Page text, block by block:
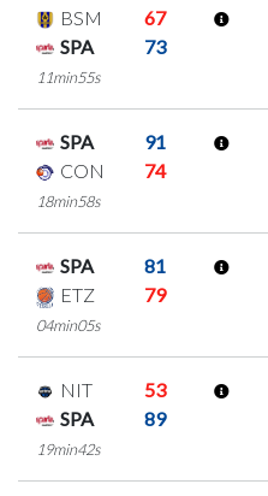
BSM
67
SPA
73
11min55s
SPA
91
CON
74
18min58s
SPA
81
ETZ
79
04min05s
NIT
53
SPA
89
19min42s